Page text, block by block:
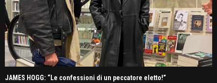
JAMES HOGG: “Le confessioni di un peccatore eletto!”